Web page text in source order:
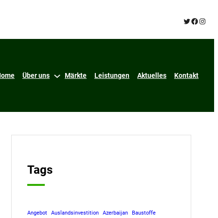
Twitter
Über uns Märkte Leistungen Aktuelles Kontakt
Tags
Angebot Auslandsinvestition Azerbaijan
Baustoffe